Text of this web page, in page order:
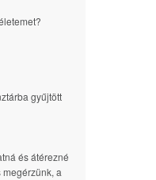
gyűjtött
és átérezné
megérzünk, a